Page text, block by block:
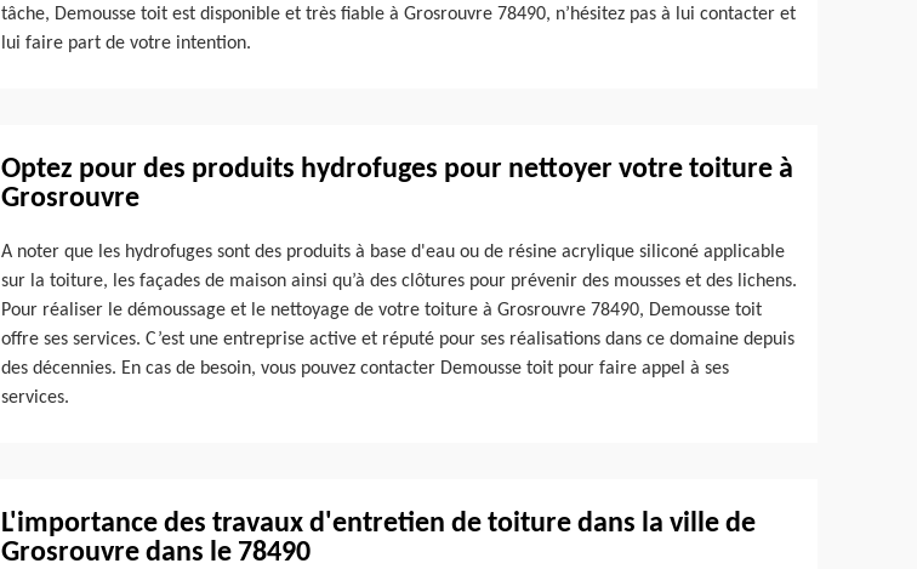
tâche, Demousse toit est disponible et très fiable à Grosrouvre 78490, n’hésitez pas à lui contacter et
lui faire part de votre intention.
Optez pour des produits hydrofuges pour nettoyer votre toiture à
Grosrouvre
A noter que les hydrofuges sont des produits à base d'eau ou de résine acrylique siliconé applicable
sur la toiture, les façades de maison ainsi qu’à des clôtures pour prévenir des mousses et des lichens.
Pour réaliser le démoussage et le nettoyage de votre toiture à Grosrouvre 78490, Demousse toit
offre ses services. C’est une entreprise active et réputé pour ses réalisations dans ce domaine depuis
des décennies. En cas de besoin, vous pouvez contacter Demousse toit pour faire appel à ses
services.
L'importance des travaux d'entretien de toiture dans la ville de
Grosrouvre dans le 78490